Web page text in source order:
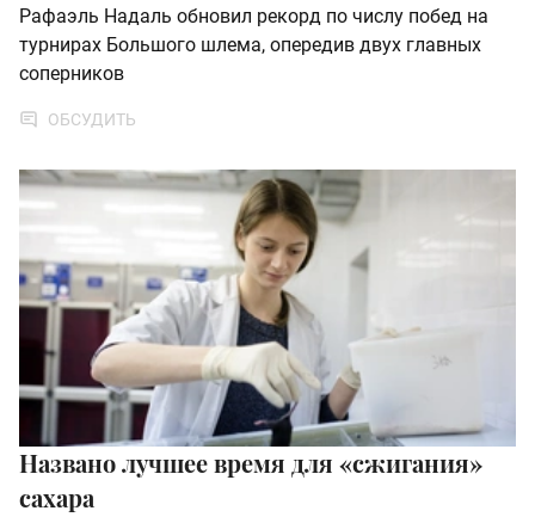
Рафаэль Надаль обновил рекорд по числу побед на
турнирах Большого шлема, опередив двух главных
соперников
ОБСУДИТЬ
Названо лучшее время для «сжигания»
сахара